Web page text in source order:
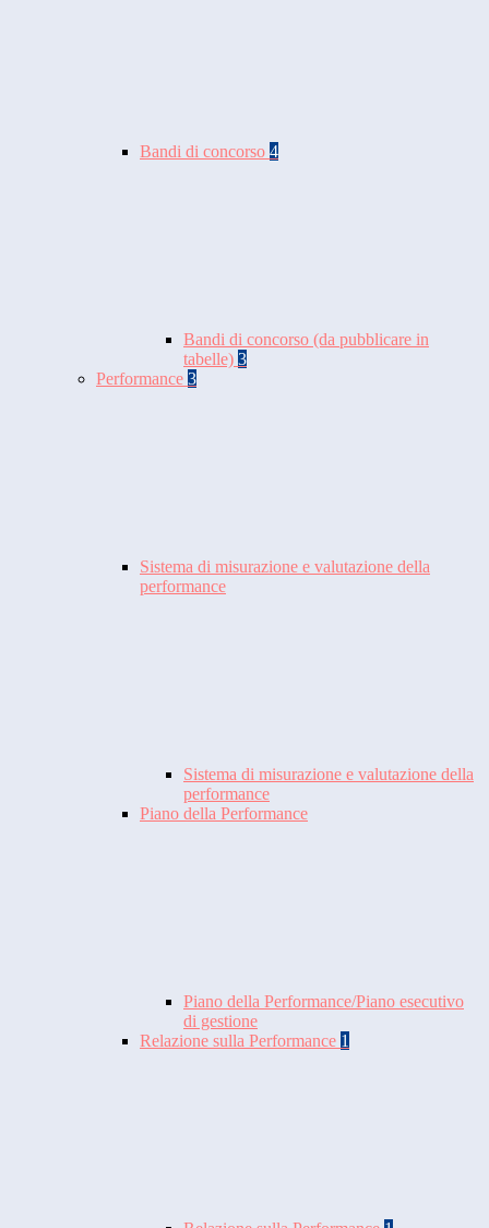
Bandi di concorso 4
Bandi di concorso (da pubblicare in
tabelle) 3
Performance 3
Sistema di misurazione e valutazione della
performance
Sistema di misurazione e valutazione della
performance
Piano della Performance
Piano della Performance/Piano esecutivo
di gestione
Relazione sulla Performance 1